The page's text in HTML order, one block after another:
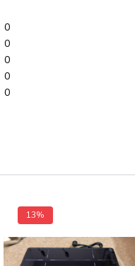
0
0
0
0
0
13%